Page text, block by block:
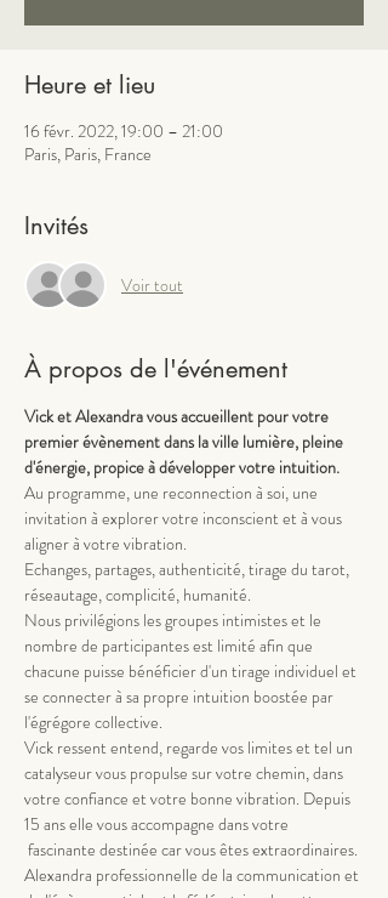
Heure et lieu
16 févr. 2022, 19:00 – 21:00
Paris, Paris, France
Invités
Voir tout
À propos de l'événement
Vick et Alexandra vous accueillent pour votre
premier évènement dans la ville lumière, pleine
d'énergie, propice à développer votre intuition.
Au programme, une reconnection à soi, une
invitation à explorer votre inconscient et à vous
aligner à votre vibration.
Echanges, partages, authenticité, tirage du tarot,
réseautage, complicité, humanité.
Nous privilégions les groupes intimistes et le
nombre de participantes est limité afin que
chacune puisse bénéficier d'un tirage individuel et
se connecter à sa propre intuition boostée par
l'égrégore collective.
Vick ressent entend, regarde vos limites et tel un
catalyseur vous propulse sur votre chemin, dans
votre confiance et votre bonne vibration. Depuis
15 ans elle vous accompagne dans votre
fascinante destinée car vous êtes extraordinaires.
Alexandra professionnelle de la communication et